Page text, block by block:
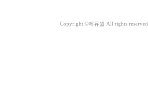
Copyright ©에듀윌 All rights reserved.